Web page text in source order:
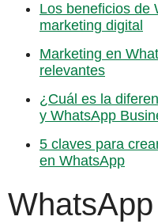
Los beneficios de
marketing digital
Marketing en
relevantes
¿Cuál es la
y WhatsApp
5 claves para
en WhatsApp